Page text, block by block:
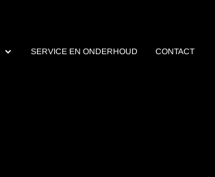
SERVICE EN ONDERHOUD CONTACT